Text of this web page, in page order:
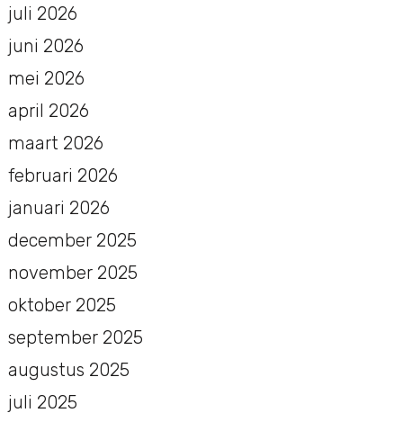
juli 2026
juni 2026
mei 2026
april 2026
maart 2026
februari 2026
januari 2026
december 2025
november 2025
oktober 2025
september 2025
augustus 2025
juli 2025